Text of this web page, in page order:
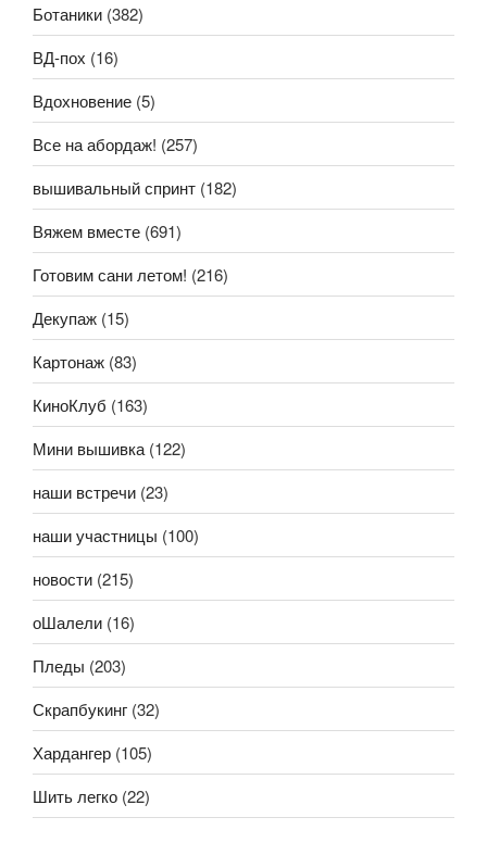
Ботаники (382)
ВД-пох (16)
Вдохновение (5)
Все на абордаж! (257)
вышивальный спринт (182)
Вяжем вместе (691)
Готовим сани летом! (216)
Декупаж (15)
Картонаж (83)
КиноКлуб (163)
Мини вышивка (122)
наши встречи (23)
наши участницы (100)
новости (215)
оШалели (16)
Пледы (203)
Скрапбукинг (32)
Хардангер (105)
Шить легко (22)